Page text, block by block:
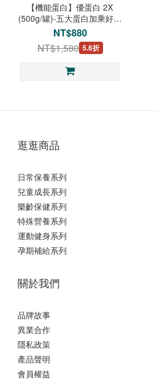
【機能蛋白】優蛋白 2X
(500g/罐)-五大蛋白加乘好體
力
NT$880
NT$1,580 5.6折
逛逛商品
日常保養系列
兒童成長系列
樂齡保健系列
特殊營養系列
運動健身系列
孕期補給系列
關於我們
品牌故事
異業合作
隱私政策
產品聲明
會員權益